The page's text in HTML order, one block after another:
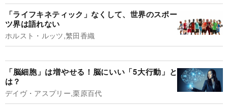
「ライフキネティック」なくして、世界のスポー
ツ界は語れない
ホルスト・ルッツ,繁田香織
「脳細胞」は増やせる！脳にいい「5大行動」と
は？
デイヴ・アスプリー,栗原百代